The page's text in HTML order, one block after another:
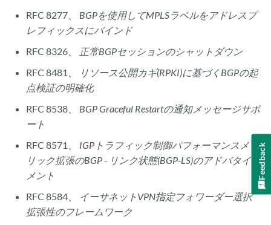
RFC 8277、 BGPを使用してMPLSラベルをアドレスプ
レフィックスにバインド
RFC 8326、
正常BGPセッションのシャットダウン
RFC 8481、
リソース公開カギ(RPKI)に基づくBGPの起
点検証の明確化
RFC 8538、 BGP Graceful Restartの通知メッセージサポ
ート
RFC 8571、 IGPトラフィック制御パフォーマンスメト
リック拡張のBGP - リンク状態(BGP-LS)のアドバタイズ
メント
RFC 8584、 イーサネットVPN指定フォワーダー選択
拡張性のフレームワーク
Feedback